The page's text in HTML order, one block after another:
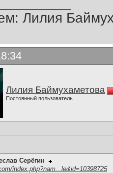
Лилия
Лилия Баймухаметова
Постоянный пользователь
Серёгин
index.php?nam...le&id=10398725